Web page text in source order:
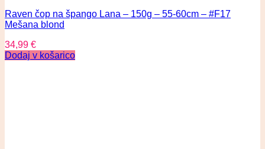
Raven čop na špango Lana – 150g – 55-60cm – #F17
Mešana blond
34,99 €
Dodaj v košarico